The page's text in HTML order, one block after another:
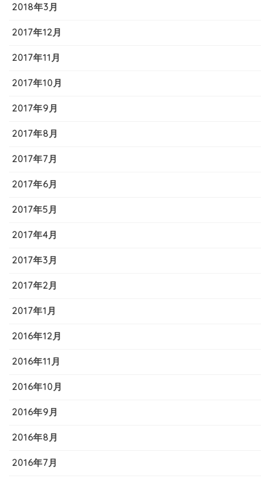
2018年3月
2017年12月
2017年11月
2017年10月
2017年9月
2017年8月
2017年7月
2017年6月
2017年5月
2017年4月
2017年3月
2017年2月
2017年1月
2016年12月
2016年11月
2016年10月
2016年9月
2016年8月
2016年7月